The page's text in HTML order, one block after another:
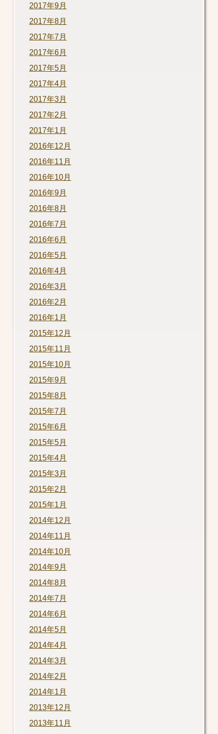
2017年9月
2017年8月
2017年7月
2017年6月
2017年5月
2017年4月
2017年3月
2017年2月
2017年1月
2016年12月
2016年11月
2016年10月
2016年9月
2016年8月
2016年7月
2016年6月
2016年5月
2016年4月
2016年3月
2016年2月
2016年1月
2015年12月
2015年11月
2015年10月
2015年9月
2015年8月
2015年7月
2015年6月
2015年5月
2015年4月
2015年3月
2015年2月
2015年1月
2014年12月
2014年11月
2014年10月
2014年9月
2014年8月
2014年7月
2014年6月
2014年5月
2014年4月
2014年3月
2014年2月
2014年1月
2013年12月
2013年11月